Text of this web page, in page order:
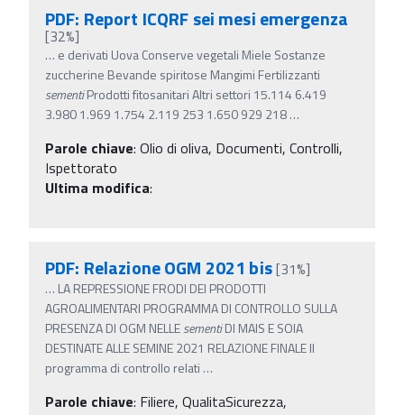
PDF: Report ICQRF sei mesi emergenza
[32%]
… e derivati Uova Conserve vegetali Miele Sostanze
zuccherine Bevande spiritose Mangimi Fertilizzanti
sementiProdotti fitosanitari Altri settori 15.114 6.419
3.980 1.969 1.754 2.119 253 1.650 929 218…
Parole chiave: Olio di oliva, Documenti, Controlli,
Ispettorato
Ultima modifica:
PDF: Relazione OGM 2021 bis[31%]
… LA REPRESSIONE FRODI DEI PRODOTTI
AGROALIMENTARI PROGRAMMA DI CONTROLLO SULLA
PRESENZA DI OGM NELLEsementiDI MAIS E SOIA
DESTINATE ALLE SEMINE 2021 RELAZIONE FINALE Il
programma di controllo relati …
Parole chiave: Filiere, QualitaSicurezza,